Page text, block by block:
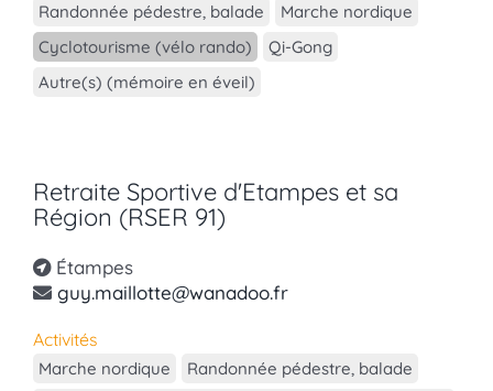
Randonnée pédestre, balade
Marche nordique
Cyclotourisme (vélo rando)
Qi-Gong
Autre(s) (mémoire en éveil)
Retraite Sportive d'Etampes et sa
Région (RSER 91)
Étampes
guy.maillotte@wanadoo.fr
Activités
Marche nordique
Randonnée pédestre, balade